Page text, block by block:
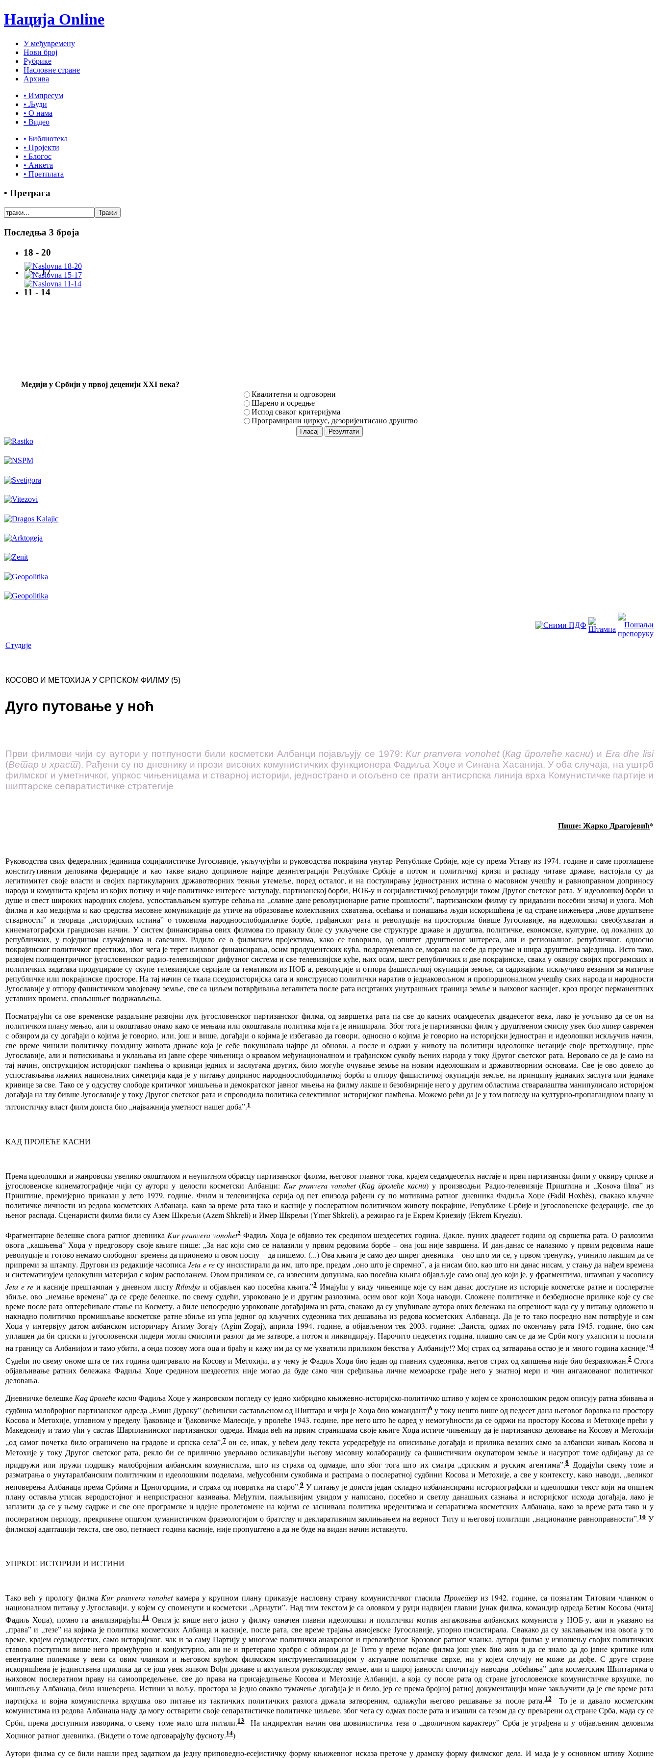
Нација Online
У међувремену
Нови број
Рубрике
Насловне стране
Архива
• Импресум
• Људи
• О нама
• Видео
• Библиотека
• Пројекти
• Блогос
• Анкета
• Претплата
• Претрага
Последња 3 броја
18 - 20
15 - 17
11 - 14
Mедији у Србији у првој деценији XXI века?
Квалитетни и одговорни
Шарено и осредње
Испод сваког критеријума
Програмирани циркус, дезоријентисано друштво
Студије
КОСОВО И МЕТОХИЈА У СРПСКОМ ФИЛМУ (5)
Дуго путовање у ноћ
Први филмови чији су аутори у потпуности били косметски Албанци појављују се 1979: Kur pranvera vonohet(Кад пролеће касни) и Era dhe lisi
(Ветар и храст). Рађени су по дневнику и прози високих комунистичких функционера Фадиља Хоџе и Синана Хасанија. У оба случаја, на уштрб
филмског и уметничког, упркос чињеницама и стварној историји, једнострано и огољено се прати антисрпска линија врха Комунистичке партије и
шиптарске сепаратистичке стратегије
Пише: Жарко Драгојевић*
Руководства свих федералних јединица социјалистичке Југославије, укључујући и руководства покрајина унутар Републике Србије, које су према Уставу из 1974. године и саме проглашене
конститутивним деловима федерације и као такве видно допринеле најпре дезинтеграцији Републике Србије а потом и политичкој кризи и распаду читаве државе, настојала су да
легитимитет своје власти и својих партикуларних државотворних тежњи утемеље, поред осталог, и на постулирању једностраних истина о масовном учешћу и равноправном доприносу
народа и комуниста крајева из којих потичу и чије политичке интересе заступају, партизанској борби, НОБ-у и социјалистичкој револуцији током Другог светског рата. У идеолошкој борби за
душе и свест широких народних слојева, успостављањем културе сећања на „славне дане револуционарне ратне прошлости”, партизанском филму су придавани посебни значај и улога. Моћ
филма и као медијума и као средства масовне комуникације да утиче на образовање колективних схватања, осећања и понашања људи искоришћена је од стране инжењера „нове друштвене
стварности” и твораца „историјских истина” o токовима народноослободилачке борбе, грађанског рата и револуције на просторима бивше Југославије, на идеолошки свеобухватан и
кинематографски грандиозан начин. У систем финансирања ових филмова по правилу биле су укључене све структуре државе и друштва, политичке, економске, културне, од локалних до
републичких, у појединим случајевима и савезних. Радило се о филмским пројектима, како се говорило, од општег друштвеног интереса, али и регионалног, републичког, односно
покрајинског политичког престижа, због чега је терет њиховог финансирања, осим продуцентских кућа, подразумевало се, морала на себе да преузме и шира друштвена заједница. Исто тако,
развојем полицентричног југословенског радио-телевизијског дифузног система и све телевизијске куће, њих осам, шест републичких и две покрајинске, свака у оквиру својих програмских и
политичких задатака продуцирале су скупе телевизијске серијале са тематиком из НОБ-а, револуције и отпора фашистичкој окупацији земље, са садржајима искључиво везаним за матичне
републичке или покрајинске просторе. На тај начин се ткала псеудоисторијска сага и конструисао политички наратив о једнаковољном и пропорционалном учешћу свих народа и народности
Југославије у отпору фашистичком завојевачу земље, све са циљем потврђивања легалитета после рата исцртаних унутрашњих граница земље и њиховог каснијег, кроз процес перманентних
уставних промена, спољашњег подржављења.
Посматрајући са ове временске раздаљине развојни лук југословенског партизанског филма, од завршетка рата па све до касних осамдесетих двадесетог века, лако је уочљиво да се он на
политичком плану мењао, али и окоштавао онако како се мењала или окоштавала политика која га је иницирала. Због тога је партизански филм у друштвеном смислу увек биохиперсавремен
с обзиром да су догађаји о којима је говорио, или, још и више, догађаји о којима је избегавао да говори, односно о којима је говорио на историјски једностран и идеолошки искључив начин,
све време чинили политичку позадину живота државе која је себе покушавала најпре да обнови, а после и одржи у животу на политици идеолошке негације своје претходнице, прве
Југославије, али и потискивања и уклањања из јавне сфере чињеница о крвавом међунационалном и грађанском сукобу њених народа у току Другог светског рата. Веровало се да је само на
тај начин, опструкцијом историјског памћења о кривици једних и заслугама других, било могуће очување земље на новим идеолошким и државотворним основама. Све је ово довело до
успостављања лажних националних симетрија када је у питању допринос народноослободилачкој борби и отпору фашистичкој окупацији земље, на принципу једнаких заслуга или једнаке
кривице за све. Тако се у одсуству слободе критичког мишљења и демократског јавног мњења на филму лакше и безобзирније него у другим областима стваралаштва манипулисало историјом
догађаја на тлу бивше Југославије у току Другог светског рата и спроводила политика селективног историјског памћења. Можеморећи да је у том погледу на културно-пропагандном плану за
титоистичку власт филм доиста био „најважнија уметност нашег доба”.1
КАД ПРОЛЕЋЕ КАСНИ
Према идеолошки и жанровски увелико окошталом и неупитном обрасцу партизанског филма, његовог главног тока, крајем седамдесетих настаје и први партизански филм у оквиру српске и
југословенске кинематографије чији су аутори у целости косметски Албанци: Kur pranvera vonohet(Кад пролеће касни) у производњи Радио-телевизије Приштина и „Kosova filma” из
Приштине, премијерно приказан у лето 1979. године. Филм и телевизијска серија од пет епизода рађени су по мотивима ратног дневника Фадиља Хоџе (Fadil Hoxhës), свакако кључне
политичке личности из редова косметских Албанаца, како за време рата тако и касније у послератном политичком животу покрајине, Републике Србије и југословенске федерације, све до
њеног распада. Сценаристи филма били су Азем Шкрељи (Azem Shkreli) и Имер Шкрељи (Ymer Shkreli), а режирао га је Екрем Криезију (Ekrem Kryeziu).
Фрагментарне белешке свога ратног дневника Kur pranvera vonohet2Фадиљ Хоџа је објавио тек средином шездесетих година. Дакле, пуних двадесет година од свршетка рата. О разлозима
овога „кашњења” Хоџа у предговору своје књиге пише: „За нас који смо се налазили у првим редовима борбе – она још није завршена. И дан-данас се налазимо у првим редовима наше
револуције и готово немамо слободног времена да прионемо и овом послу – да пишемо. (...) Ова књига је само деo ширег дневника – оно што ми се, у првом тренутку, учинило лакшим да се
припреми за штампу. Другови из редакције часописаJeta e reсу инсистирали да им, што пре, предам „оно што је спремно”, а ја нисам био, као што ни данас нисам, у стању да нађем времена
и систематизујем целокупни материјал с којим располажем. Овомприликом се, са извесним допунама, као посебна књига објављује само онај део који је, у фрагментима, штампан у часопису
Jeta e re и касније прештампан у дневном листуRilindja и објављен као посебна књига.”3Имајући у виду чињенице које су нам данас доступне из историје косметске ратне и послератне
збиље, ово „немање времена” да се среде белешке, по свему судећи, узроковано је и другим разлозима, осим овог који Хоџа наводи. Сложене политичке и безбедносне прилике које су све
време после рата оптерећивале стање на Космету, а биле непосредно узроковане догађајима из рата, свакако да су упућивале аутора ових бележака на опрезност када су у питању одложено и
накнадно политичко промишљање косметске ратне збиље из угла једног од кључних судеоника тих дешавања из редова косметских Албанаца. Да је то тако посредно нам потврђује и сам
Хоџа у интервјуу датом албанском историчару Агиму Зогају (Agim Zogaj), априла 1994. године, а објављеном тек 2003. године: „Заиста, одмах по окончању рата 1945. године, био сам
уплашен да би српски и југословенски лидери могли смислити разлог да ме затворе, а потом и ликвидирају. Нарочито педесетих година, плашио сам се да ме Срби могу ухапсити и послати
на границу са Албанијом и тамо убити, а онда позову мога оца и браћу и кажу им да су ме ухватили приликом бекства у Албанију!?Мој страх од затварања остао је и много година касније.”4
Судећи посвему ономе шта се тих година одигравало на Косову и Метохији, а у чему је Фадиљ Хоџа био један од главних судеоника, његов страх од хапшења није био безразложан.5Стога
објављивање ратних бележака Фадиља Хоџе средином шездесетих није могао да буде само чин сређивања личне мемоарске грађе него у знатној мери и чин ангажованог политичког
деловања.
Дневничкебелешке Кад пролеће касниФадиља Хоџе у жанровском погледу су једно хибридно књижевно-историјско-политичко штиво у којем се хронолошким редом описују ратна збивања и
судбина малобројног партизанског одреда „Емин Дураку” (већински састављеном од Шиптара и чији је Хоџа био командант)6 у току нешто више од педесет дана његовог боравка на простору
Косова и Метохије, углавном у пределу Ђаковице и Ђаковичке Малесије, у пролеће 1943. године, пре него што ће одред у немогућности да се одржи на простору Косова и Метохије прећи у
Македонију и тамо ући у састав Шарпланинског партизанског одреда. Имадавећ на првим страницама своје књиге Хоџа истиче чињеницу да је партизанско деловање на Косову и Метохији
„од самог почетка било ограничено на градове и српска села”,7он се, ипак, у већем делу текста усредсређује на описивање догађаја и прилика везаних само за албански живаљ Косова и
Метохије у току Другог светског рата, рекло би се прилично уверљиво осликавајући његову масовну колаборацију са фашистичким окупатором земље и насупрот томе одбијању да се
придружи или пружи подршку малобројним албанским комунистима, што из страха од одмазде, што због тога што их сматра „српским и руским агентима”.8Додајући свемутоме и
разматрања о унутаралбанским политичким и идеолошким поделама, међусобним сукобима и распрама о послератној судбини Косова и Метохије, а све у контексту, како наводи, „великог
неповерења Албанаца према Србима и Црногорцима, и страха од повратка на старо”.9 У питању је доиста један складно избалансирани историографски и идеолошки текст који на општем
плану оставља утисак веродостојног и непристрасног казивања.Међутим, пажљивијим увидом у написано, посебно и светлу данашњих сазнања и историјског исхода догађаја, лако је
запазити да се у њему садрже и све оне програмске и идејне пролегомене на којима се заснивала политика иредентизма и сепаратизма косметских Албанаца, како за време рата тако и у
послератном периоду, прекривене општом хуманистичком фразеологијом о братству и декларативним заклињањем на верност Титу и његовој политици „националне равноправности”.10 У
филмској адаптацији текста, све ово, петнаест година касније, није пропуштено а да не буде на видан начин истакнуто.
УПРКОС ИСТОРИЈИ И ИСТИНИ
Тако већ у прологу филма Kur pranvera vonohetкамера у крупном плану приказује насловну страну комунистичког гласила Пролетериз 1942. године, са познатим Титовим чланком о
националном питању у Југославији, у којем су споменути и косметски „Арнаути”. Над тим текстом је са оловком у руци надвијен главни јунак филма, командир одреда Бетим Косова (читај
Фадиљ Хоџа), помно га анализирајући.11Овим јe више него јасно у филму означен главни идеолошки и политички мотив ангажовања албанских комуниста у НОБ-у, али и указано на
„права” и „тезе” на којима је политика косметских Албанца и касније, после рата, све време трајања авнојевске Југославије, упорно инсистирала. Свакако да су заклањањем иза овога у то
време, крајем седамдесетих, само историјског, чак и за саму Партију у многоме политички анахроног и превазиђеног Брозовог ратног чланка, аутори филма у изношењу својих политичких
ставова поступили више него промућурно и конјуктурно, али не и претерано храбро с обзиром да је Тито у време појаве филма још увек био жив и да се знало да до јавне критике или
евентуалне полемике у вези са овим чланком и његовом врућом филмском инструментализацијом у актуалне политичке сврхе, ни у којем случају не може да дође. С друге стране
искоришћена је јединствена прилика да се још увек живом Вођи државе и актуалном руководству земље, али и широј јавности спочитају наводна „обећања” дата косметским Шиптарима о
њиховом послератном праву на самоопредељење, све до права на присаједињење Косова и Метохије Албанији, а која су после рата од стране југословенске комунистичке врхушке, по
мишљењу Албанаца, била изневерена. Истини за вољу, простора за једно овакво тумачење догађаја је и било, јер се према бројној ратној документацији може закључити да је све време рата
партијска и војна комунистичка врхушка ово питање из тактичких политичких разлога држала затвореним, одлажући његово решавање за после рата.12 Тоје и давало косметским
комунистима из редова Албанаца наду да могу остварити своје сепаратистичке политичке циљеве, због чега су одмах после рата и изашли са тезом да су преварени од стране Срба, мада су се
Срби, према доступним изворима, о свему томе мало шта питали.13 Наиндиректан начин ова шовинистичка теза о „дволичном карактеру” Срба је уграђена и у објављеним деловима
Хоџиног ратног дневника. (Видети о томе одговарајућу фусноту.14)
Аутори филма су се били нашли пред задатком да једну приповедно-есејистичку форму књижевног исказа преточе у драмску форму филмског дела. И мада је у основном штиву Хоџине